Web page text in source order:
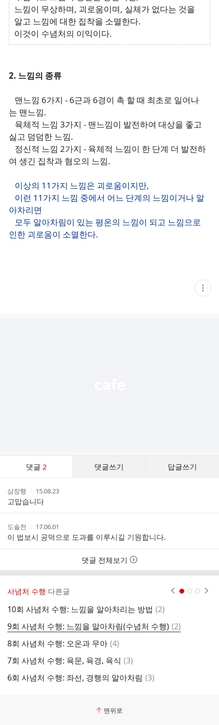
느낌이 무상하며, 괴로움이며, 실체가 없다는 것을
알고 느낌에 대한 집착을 소멸한다.
이것이 수념처의 이익이다.
2. 느낌의 종류
맨느낌 6가지 - 6근과 6경이 촉 할 때 최초로 일어나
는 맨느낌.
육체적 느낌 3가지 - 맨느낌이 발전하여 대상을 좋고
싫고 덤덤한 느낌.
정신적 느낌 2가지 - 육체적 느낌이 한 단계 더 발전하
여 생긴 집착과 혐오의 느낌.
이상의 11가지 느낌은 괴로움이지만,
이런 11가지 느낌 중에서 어느 단계의 느낌이거나 알
아차리면
모두 알아차림이 있는 평온의 느낌이 되고 느낌으로
인한 괴로움이 소멸한다.
현
재
댓글 2 댓글쓰기 답글쓰기
스
작
성
자
삼장행
작
성
시
간
15.08.23
고맙습니다
작
성
자
도솔천
작
성
시
간
17.06.01
이 법보시 공덕으로 도과를 이루시길 기원합니다.
댓글 전체보기
사념처 수행 다른글
10회 사념처 수행: 느낌을 알아차리는 방법 댓
(2)
9회 사념처 수행: 느낌을 알아차림(수념처 수행) 댓
글
(2)
8회 사념처 수행: 오온과 무아 댓
(4)
7회 사념처 수행: 육문, 육경, 육식 댓
(3)
6회 사념처 수행: 좌선, 경행의 알아차림 댓
(3)
맨위로